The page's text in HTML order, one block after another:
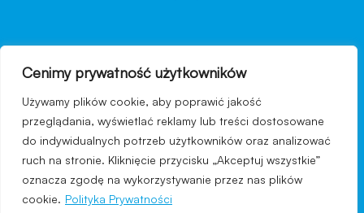
Cenimy prywatność użytkowników
Używamy plików cookie, aby poprawić jakość
przeglądania, wyświetlać reklamy lub treści dostosowane
do indywidualnych potrzeb użytkowników oraz analizować
ruch na stronie. Kliknięcie przycisku „Akceptuj wszystkie”
oznacza zgodę na wykorzystywanie przez nas plików
cookie. Polityka Prywatności
nawigacja
Regulamin strony
Polityka prywatności
Kontakt